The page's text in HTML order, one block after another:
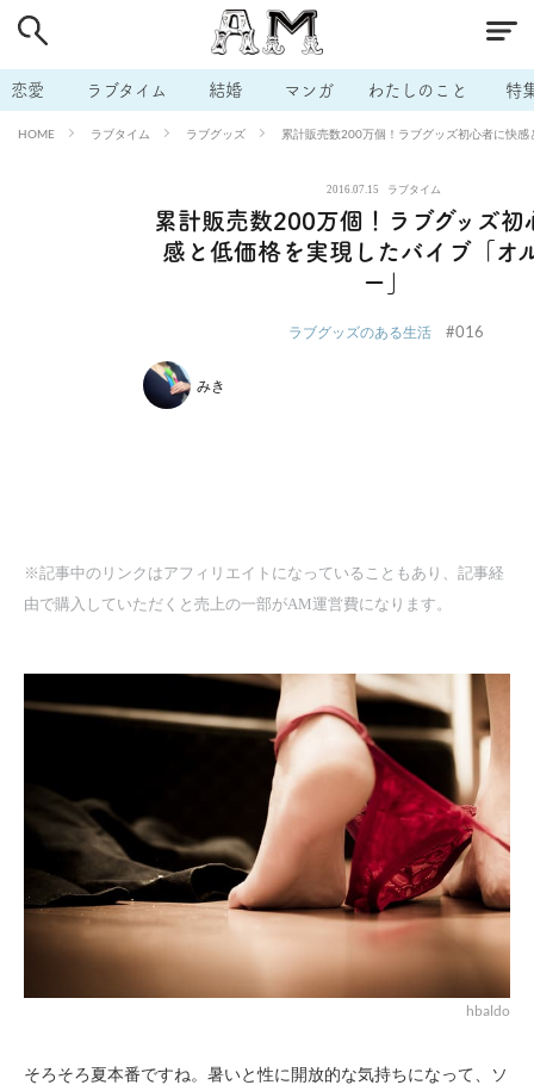
恋愛 ラブタイム 結婚 マンガ わたしのこと 特
HOME ラブタイム ラブグッズ 累計販売数200万個！ラブグッズ初心者に快
2016.07.15 ラブタイム
累計販売数200万個！ラブグッズ初
感と低価格を実現したバイブ「オ
ー」
ラブグッズのある生活 #016
みき
※記事中のリンクはアフィリエイトになっていることもあり、記事経
由で購入していただくと売上の一部がAM運営費になります。
hbaldo
そろそろ夏本番ですね。暑いと性に開放的な気持ちになって、ソ
# 男の本音 # セフレ # 不倫
# 出会う方法 # マッチングアプリ # ラブグッズ # 体の相